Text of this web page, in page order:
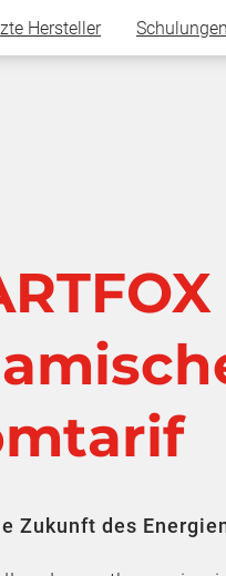
Hersteller Schulungen
Zukunft des